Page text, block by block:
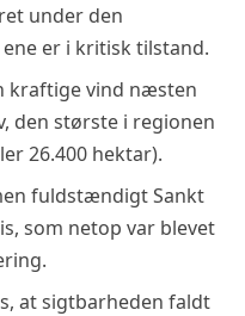
under den
er i kritisk tilstand.
kraftige vind næsten
den største i regionen
26.400 hektar).
fuldstændigt Sankt
som netop var blevet
at sigtbarheden faldt